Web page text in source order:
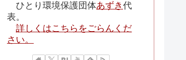
ひとり環境保護団体あずき 代
表。
詳しくはこちらをごらんくだ
さい。